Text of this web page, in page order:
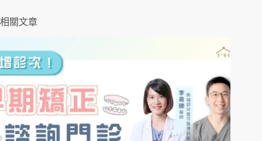
相關文章